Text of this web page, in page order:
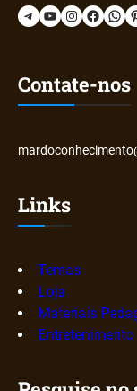
Telegram YouTube Instagram Facebook WhatsApp Pinterest
Contate-nos
Links
Temas
Loja
Materiais
Entretenimento